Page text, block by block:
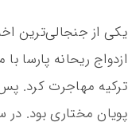
یکی از جنجالی‌ترین
ازدواج ریحانه پارسا
ترکیه مهاجرت کرد.
پویان مختاری بود. در سال 2021 این شواهد تایید شد و جنجالی